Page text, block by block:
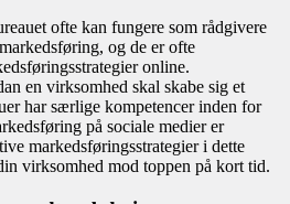
ofte kan fungere som rådgivere
og de er ofte
online.
en virksomhed skal skabe sig et
har særlige kompetencer inden for
på sociale medier er
markedsføringsstrategier i dette
virksomhed mod toppen på kort tid.